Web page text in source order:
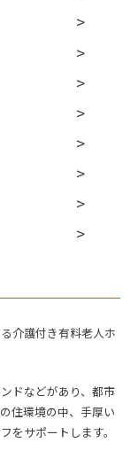
介護付き有料老人ホ
ドなどがあり、都市
住環境の中、手厚い
をサポートします。